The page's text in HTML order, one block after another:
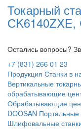
Токарный
СK6140ZXE,
Остались вопросы?
+7 (831) 266 01 23
Продукция Станки в
Вертикальные
обрабатывающие
Обрабатывающие
DOOSAN
Шлифовальные